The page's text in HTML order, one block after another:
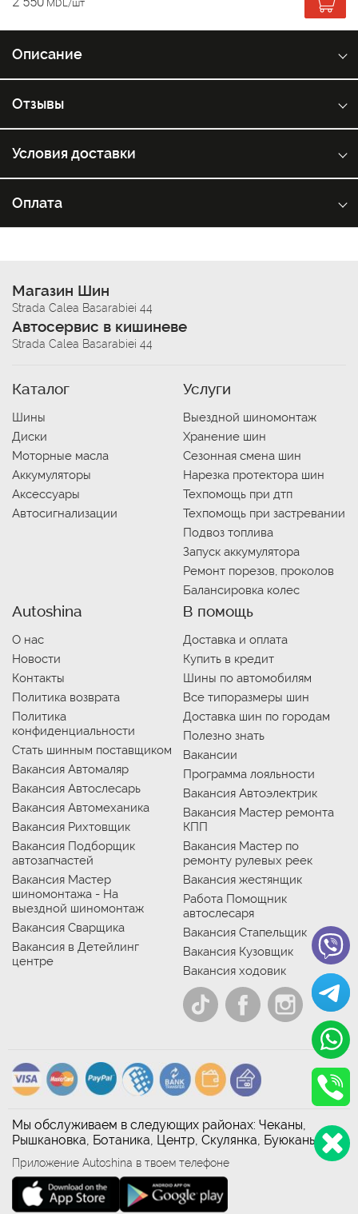
MDL/шт
Описание
Отзывы
Условия доставки
Оплата
Магазин Шин
Strada Calea Basarabiei 44
Автосервис в кишиневе
Strada Calea Basarabiei 44
Каталог
Шины
Диски
Моторные масла
Аккумуляторы
Аксессуары
Автосигнализации
Услуги
Выездной шиномонтаж
Хранение шин
Сезонная смена шин
Нарезка протектора шин
Техпомощь при дтп
Техпомощь при застревании
Подвоз топлива
Запуск аккумулятора
Ремонт порезов, проколов
Балансировка колес
Autoshina
О нас
Новости
Контакты
Политика возврата
Политика
конфиденциальности
Стать шинным поставщиком
Вакансия Автомаляр
Вакансия Автослесарь
Вакансия Автомеханика
Вакансия Рихтовщик
Вакансия Подборщик
автозапчастей
Вакансия Мастер
шиномонтажа - На
выездной шиномонтаж
Вакансия Сварщика
Вакансия в Детейлинг
центре
В помощь
Доставка и оплата
Купить в кредит
Шины по автомобилям
Все типоразмеры шин
Доставка шин по городам
Полезно знать
Вакансии
Программа лояльности
Вакансия Автоэлектрик
Вакансия Мастер ремонта
КПП
Вакансия Мастер по
ремонту рулевых реек
Вакансия жестянщик
Работа Помощник
автослесаря
Вакансия Стапельщик
Вакансия Кузовщик
Вакансия ходовик
Мы обслуживаем в следующих районах: Чеканы,
Рышкановка, Ботаника, Центр, Скулянка, Буюканы
Приложение Autoshina в твоем телефоне